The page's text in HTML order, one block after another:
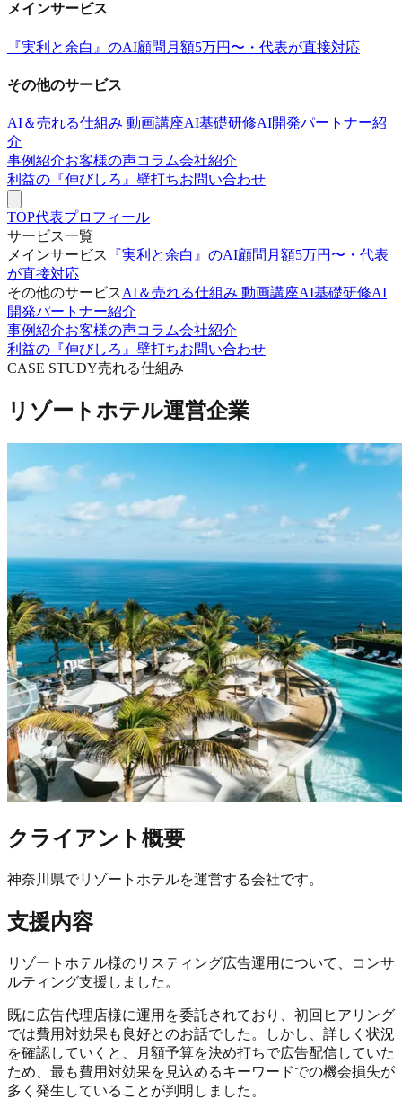
メインサービス
『実利と余白』のAI顧問 月額5万円〜・代表が直接対応
その他のサービス
AI＆売れる仕組み 動画講座AI基礎研修AI開発パートナー紹
介
事例紹介お客様の声コラム会社紹介
利益の『伸びしろ』壁打ちお問い合わせ
TOP代表プロフィール
サービス一覧
メインサービス
『実利と余白』のAI顧問 月額5万円〜・代表
が直接対応
その他のサービスAI＆売れる仕組み 動画講座AI基礎研修AI
開発パートナー紹介
事例紹介お客様の声コラム会社紹介
利益の『伸びしろ』壁打ちお問い合わせ
CASE STUDY売れる仕組み
リゾートホテル運営企業
クライアント概要
神奈川県でリゾートホテルを運営する会社です。
支援内容
リゾートホテル様のリスティング広告運用について、コンサ
ルティング支援しました。
既に広告代理店様に運用を委託されており、初回ヒアリング
では費用対効果も良好とのお話でした。しかし、詳しく状況
を確認していくと、
月額予算を決め打ちで広告配信していた
ため、最も費用対効果を見込めるキーワードでの機会損失が
多く発生していることが判明 しました。